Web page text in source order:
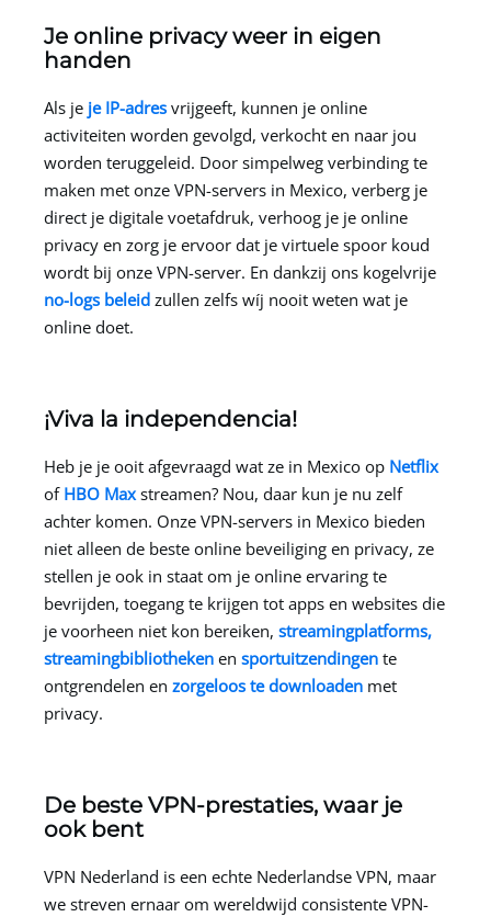
Je online privacy weer in eigen
handen
Als je je IP-adres vrijgeeft, kunnen je online
activiteiten worden gevolgd, verkocht en naar jou
worden teruggeleid. Door simpelweg verbinding te
maken met onze VPN-servers in Mexico, verberg je
direct je digitale voetafdruk, verhoog je je online
privacy en zorg je ervoor dat je virtuele spoor koud
wordt bij onze VPN-server. En dankzij ons kogelvrije
no-logs beleid zullen zelfs wíj nooit weten wat je
online doet.
¡Viva la independencia!
Heb je je ooit afgevraagd wat ze in Mexico op Netflix
of HBO Maxstreamen? Nou, daar kun je nu zelf
achter komen. Onze VPN-servers in Mexico bieden
niet alleen de beste online beveiliging en privacy, ze
stellen je ook in staat om je online ervaring te
bevrijden, toegang te krijgen tot apps en websites die
je voorheen niet kon bereiken, streamingplatforms,
streamingbibliotheken en sportuitzendingen te
ontgrendelen en zorgeloos te downloaden met
privacy.
De beste VPN-prestaties, waar je
ook bent
VPN Nederland is een echte Nederlandse VPN, maar
we streven ernaar om wereldwijd consistente VPN-